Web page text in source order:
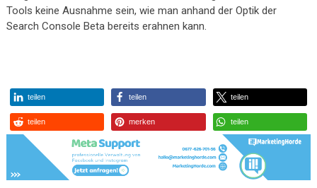
Tools keine Ausnahme sein, wie man anhand der Optik der
Search Console Beta bereits erahnen kann.
teilen teilen teilen
teilen merken teilen